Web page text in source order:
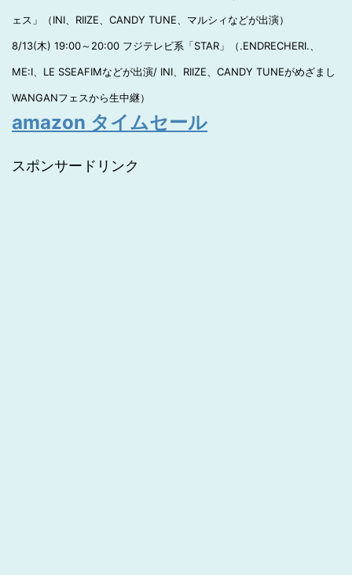
ェス」（INI、RIIZE、CANDY TUNE、マルシィなどが出演）
8/13(木) 19:00～20:00 フジテレビ系「STAR」（.ENDRECHERI.、
ME:I、LE SSEAFIMなどが出演/ INI、RIIZE、CANDY TUNEがめざまし
WANGANフェスから生中継）
amazon タイムセール
スポンサードリンク